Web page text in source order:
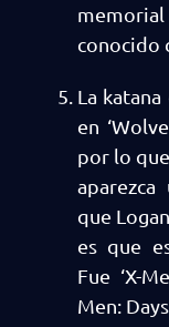
conocido
La
en
por lo
que
es que
Fue ‘X-
Men: